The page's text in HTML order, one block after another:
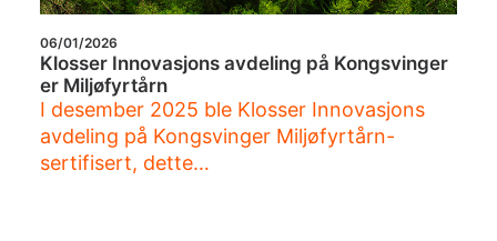
06/01/2026
Klosser Innovasjons avdeling på Kongsvinger
er Miljøfyrtårn
I desember 2025 ble Klosser Innovasjons
avdeling på Kongsvinger Miljøfyrtårn-
sertifisert, dette…